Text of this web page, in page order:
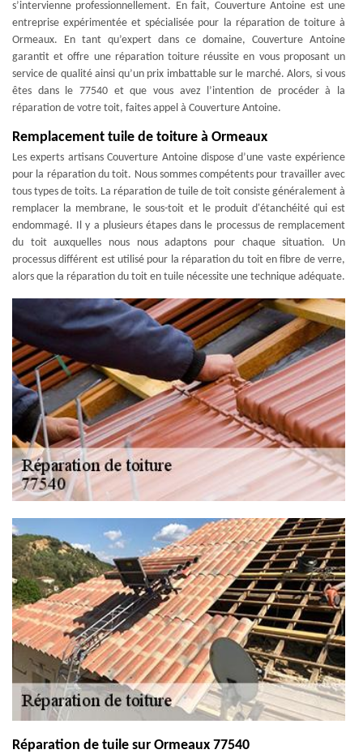
s’intervienne professionnellement. En fait, Couverture Antoine est une
entreprise expérimentée et spécialisée pour la réparation de toiture à
Ormeaux. En tant qu’expert dans ce domaine, Couverture Antoine
garantit et offre une réparation toiture réussite en vous proposant un
service de qualité ainsi qu’un prix imbattable sur le marché. Alors, si vous
êtes dans le 77540 et que vous avez l’intention de procéder à la
réparation de votre toit, faites appel à Couverture Antoine.
Remplacement tuile de toiture à Ormeaux
Les experts artisans Couverture Antoine dispose d’une vaste expérience
pour la réparation du toit. Nous sommes compétents pour travailler avec
tous types de toits. La réparation de tuile de toit consiste généralement à
remplacer la membrane, le sous-toit et le produit d'étanchéité qui est
endommagé. Il y a plusieurs étapes dans le processus de remplacement
du toit auxquelles nous nous adaptons pour chaque situation. Un
processus différent est utilisé pour la réparation du toit en fibre de verre,
alors que la réparation du toit en tuile nécessite une technique adéquate.
Réparation de tuile sur Ormeaux 77540